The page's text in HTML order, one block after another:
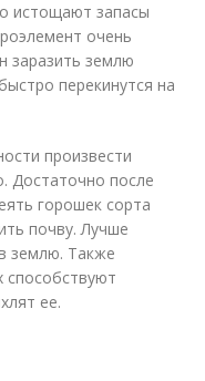
истощают запасы
очень
заразить землю
перекинутся на
произвести
Достаточно после
горошек сорта
почву. Лучше
землю. Также
способствуют
ее.